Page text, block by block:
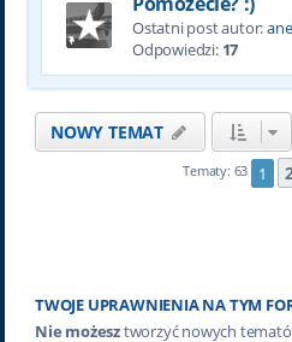
Ostatni post autor:
Odpowiedzi: 17
NOWY TEMAT
Tematy: 63 1
TWOJE UPRAWNIENIA NA TYM
Nie możesztworzyć nowych